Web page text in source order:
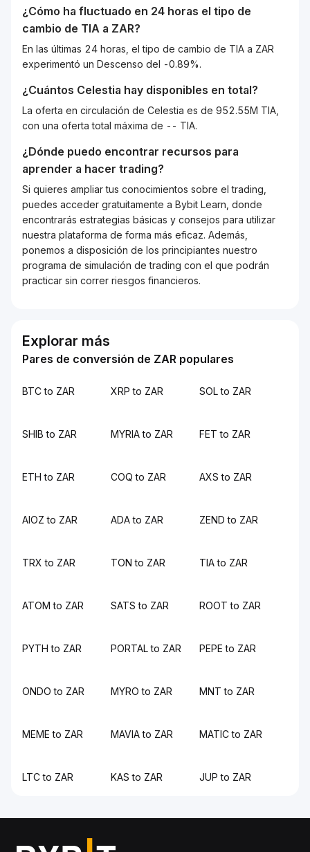
¿Cómo ha fluctuado en 24 horas el tipo de
cambio de TIA a ZAR?
En las últimas 24 horas, el tipo de cambio de TIA a ZAR
experimentó un Descenso del -0.89%.
¿Cuántos Celestia hay disponibles en total?
La oferta en circulación de Celestia es de 952.55M TIA,
con una oferta total máxima de -- TIA.
¿Dónde puedo encontrar recursos para
aprender a hacer trading?
Si quieres ampliar tus conocimientos sobre el trading,
puedes acceder gratuitamente a Bybit Learn, donde
encontrarás estrategias básicas y consejos para utilizar
nuestra plataforma de forma más eficaz. Además,
ponemos a disposición de los principiantes nuestro
programa de simulación de trading con el que podrán
practicar sin correr riesgos financieros.
Explorar más
Pares de conversión de ZAR populares
BTC to ZAR XRP to ZAR SOL to ZAR
SHIB to ZAR MYRIA to ZAR FET to ZAR
ETH to ZAR COQ to ZAR AXS to ZAR
AIOZ to ZAR ADA to ZAR ZEND to ZAR
TRX to ZAR TON to ZAR TIA to ZAR
ATOM to ZAR SATS to ZAR ROOT to ZAR
PYTH to ZAR PORTAL to ZAR PEPE to ZAR
ONDO to ZAR MYRO to ZAR MNT to ZAR
MEME to ZAR MAVIA to ZAR MATIC to ZAR
LTC to ZAR KAS to ZAR JUP to ZAR